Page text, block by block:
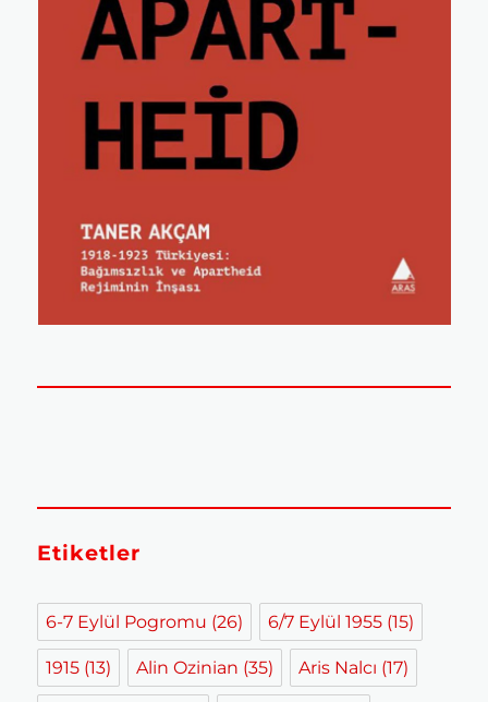
Etiketler
6-7 Eylül Pogromu (26) 6/7 Eylül 1955 (15)
1915 (13) Alin Ozinian (35) Aris Nalcı (17)